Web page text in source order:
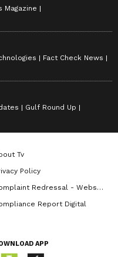
Magazine
Fact Check News
Gulf Round Up
Tv
Policy
Redressal - Website
Report Digital
APP